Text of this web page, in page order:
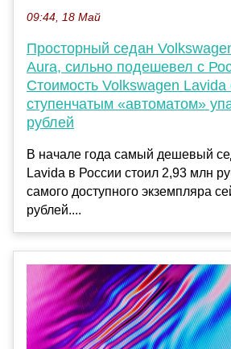
09:44, 18 Май
Просторный седан
Aura, сильно подешевел с
Стоимость Volkswagen Lavida
ступенчатым «автоматом»
рублей
В начале года самый дешевый
Lavida в России стоил 2,93 млн
самого доступного экземпляра
рублей....